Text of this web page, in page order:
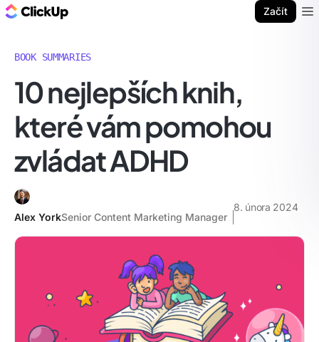
Začít
BOOK SUMMARIES
10 nejlepších knih,
které vám pomohou
zvládat ADHD
Alex YorkSenior Content Marketing Manager
8. února 2024